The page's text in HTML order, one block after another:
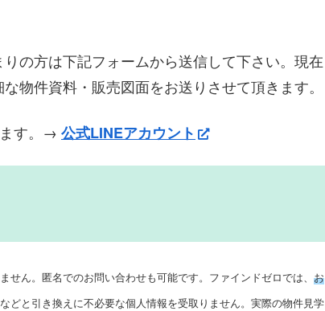
の方は下記フォームから送信して下さい。現在
物件資料・販売図面をお送りさせて頂きます。
す。→ 公式LINEアカウント
ん。匿名でのお問い合わせも可能です。ファインドゼロでは、 お
どと引き換えに不必要な個人情報を受取りません。実際の物件見学